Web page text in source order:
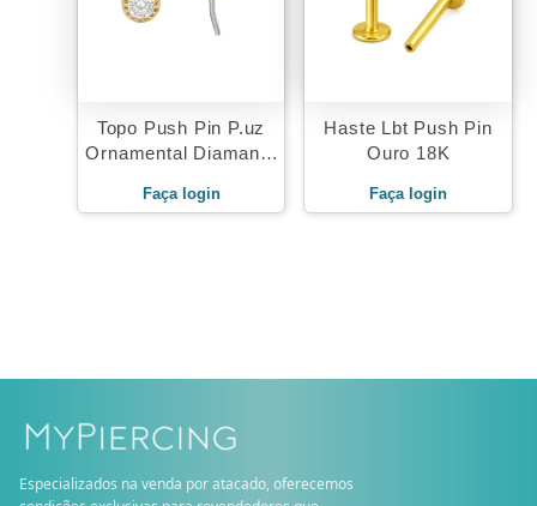
Topo Push Pin P.uz
Ornamental Diamante
Faça login
Haste Lbt Push Pin
Ouro 18K
Faça login
Especializados na venda por atacado, oferecemos